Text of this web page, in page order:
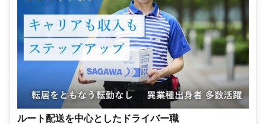
ルート配送を中心としたドライバー職